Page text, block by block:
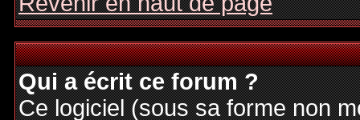
Qui a écrit ce forum ?
Ce logiciel (sous sa forme non